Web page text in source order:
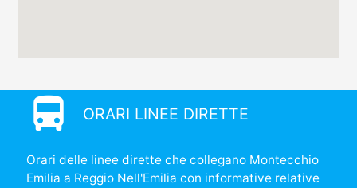
directions_bus ORARI LINEE DIRETTE
Orari delle linee dirette che collegano Montecchio
Emilia a Reggio Nell'Emilia con informative relative